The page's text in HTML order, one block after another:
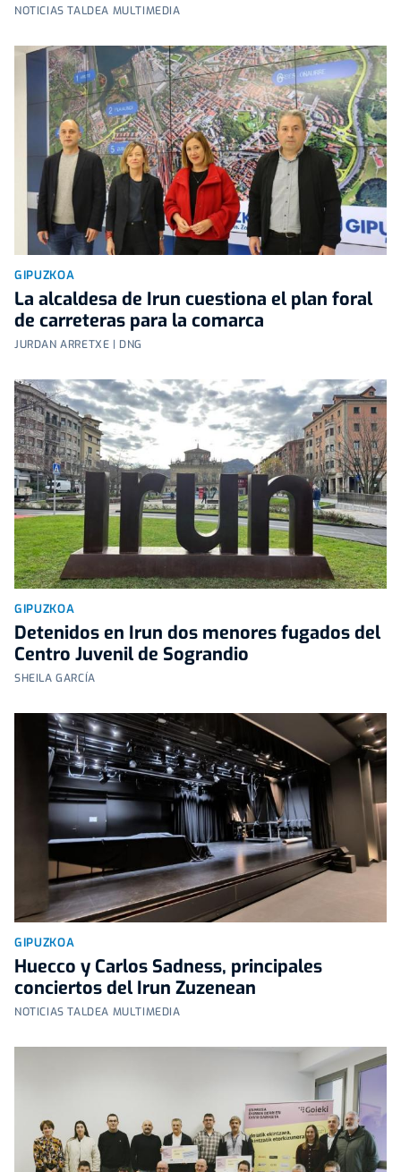
NOTICIAS TALDEA MULTIMEDIA
GIPUZKOA
La alcaldesa de Irun cuestiona el plan foral
de carreteras para la comarca
JURDAN ARRETXE | DNG
GIPUZKOA
Detenidos en Irun dos menores fugados del
Centro Juvenil de Sograndio
SHEILA GARCÍA
GIPUZKOA
Huecco y Carlos Sadness, principales
conciertos del Irun Zuzenean
NOTICIAS TALDEA MULTIMEDIA